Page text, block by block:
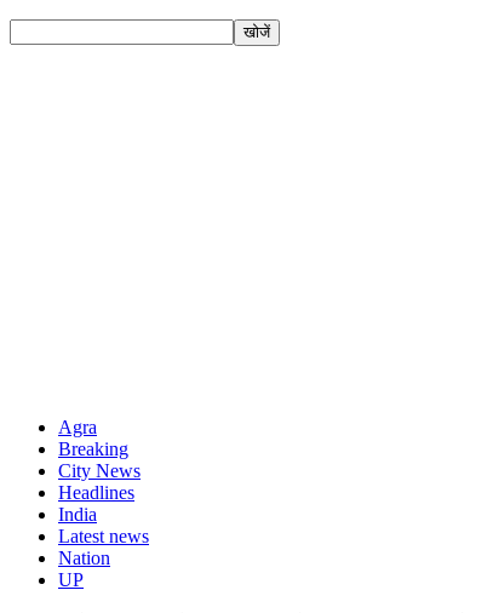
Agra
Breaking
City News
Headlines
India
Latest news
Nation
UP